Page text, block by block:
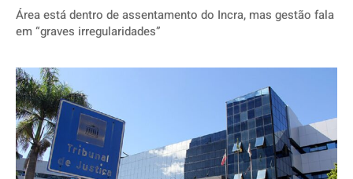
Área está dentro de assentamento do Incra, mas gestão fala
em “graves irregularidades”